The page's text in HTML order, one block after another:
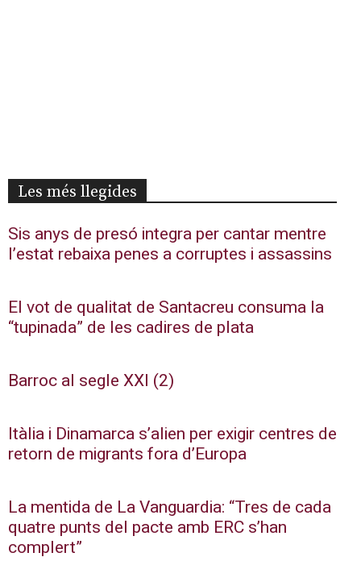
Les més llegides
Sis anys de presó integra per cantar mentre
l’estat rebaixa penes a corruptes i assassins
El vot de qualitat de Santacreu consuma la
“tupinada” de les cadires de plata
Barroc al segle XXI (2)
Itàlia i Dinamarca s’alien per exigir centres de
retorn de migrants fora d’Europa
La mentida de La Vanguardia: “Tres de cada
quatre punts del pacte amb ERC s’han
complert”